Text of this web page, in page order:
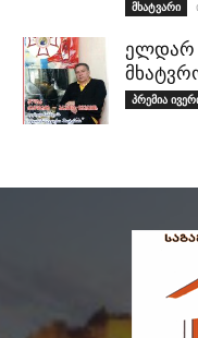
მხატვარი
ელდარ
პრემია